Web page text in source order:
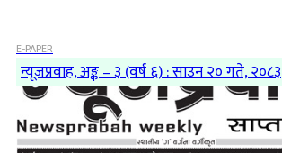
E-PAPER
न्यूजप्रवाह, अङ्क – ३ (वर्ष ६) : साउन २० गते, २०८३